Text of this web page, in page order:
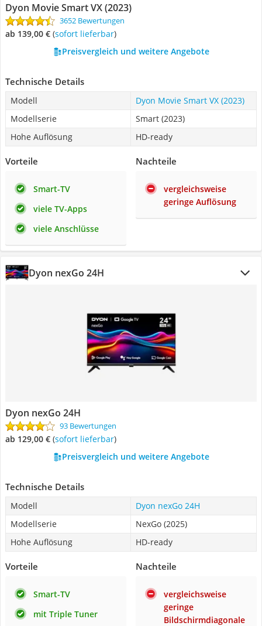
Dyon Movie Smart VX (2023)
3652 Bewertungen
ab 139,00 € ( Sofort lieferbar)
Preisvergleich und weitere Angebote
Technische Details
Modell
Dyon Movie Smart VX (2023)
Modellserie
Smart (2023)
Hohe Auflösung
HD-ready
Vorteile
Smart-TV
viele TV-Apps
viele Anschlüsse
Nachteile
vergleichsweise
geringe Auflösung
Dyon nexGo 24H
Dyon nexGo 24H
93 Bewertungen
ab 129,00 € ( Sofort lieferbar)
Preisvergleich und weitere Angebote
Technische Details
Modell
Dyon nexGo 24H
Modellserie
NexGo (2025)
Hohe Auflösung
HD-ready
Vorteile
Smart-TV
mit Triple Tuner
Nachteile
vergleichsweise
geringe
Bildschirmdiagonale